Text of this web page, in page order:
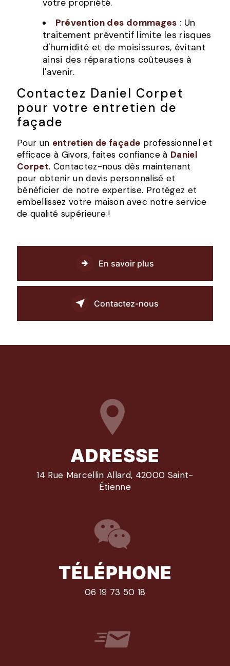
votre propriété.
Prévention des dommages : Un
traitement préventif limite les risques
d'humidité et de moisissures, évitant
ainsi des réparations coûteuses à
l'avenir.
Contactez Daniel Corpet
pour votre entretien de
façade
Pour un entretien de façade professionnel et
efficace à Givors, faites confiance à Daniel
Corpet. Contactez-nous dès maintenant
pour obtenir un devis personnalisé et
bénéficier de notre expertise. Protégez et
embellissez votre maison avec notre service
de qualité supérieure !
En savoir plus
Contactez-nous
ADRESSE
14 Rue Marcellin Allard, 42000 Saint-
Étienne
TÉLÉPHONE
06 19 73 50 18